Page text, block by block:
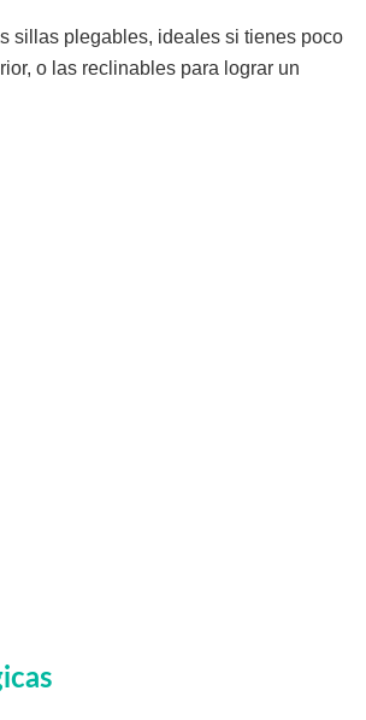
sillas plegables, ideales si tienes poco
o las reclinables para lograr un